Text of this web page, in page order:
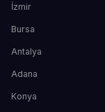
İzmir
Bursa
Antalya
Adana
Konya